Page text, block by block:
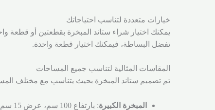
خيارات متعددة لتناسب احتياجاتك
يمكنك اختيار شراء ستاند المبخرة بقطعتين أو قطعة
تفضل البساطة، فيمكنك اختيار قطعة واحدة.
المقاسات المثالية لتناسب جميع المساحات
تم تصميم ستاند المبخرة بحيث يتناسب مع مختلف
المبخرة الكبيرة: بارتفاع 100 سم، عرض 15 سم، مما يجعلها خيارًا مثاليًا لتنسيقها في الزوايا أو الأماكن الفسيحة.